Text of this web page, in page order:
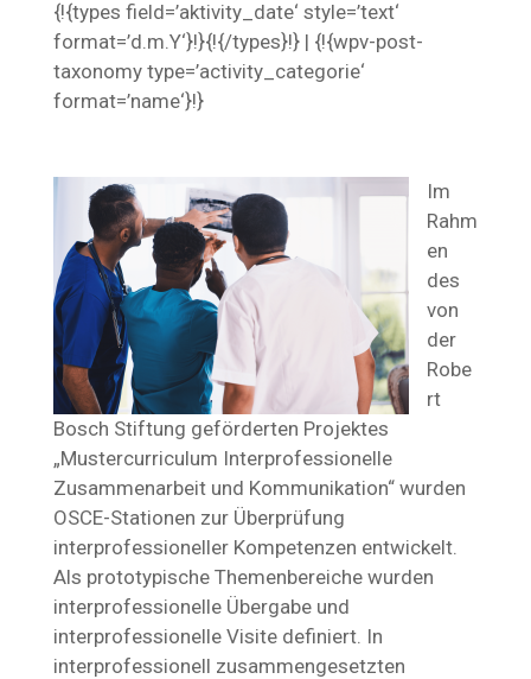
{!{types field=’aktivity_date‘ style=’text‘
format=’d.m.Y‘}!}{!{/types}!} | {!{wpv-post-
taxonomy type=’activity_categorie‘
format=’name‘}!}
Im
Rahm
en
des
von
der
Robe
rt
Bosch Stiftung geförderten Projektes
„Mustercurriculum Interprofessionelle
Zusammenarbeit und Kommunikation“ wurden
OSCE-Stationen zur Überprüfung
interprofessioneller Kompetenzen entwickelt.
Als prototypische Themenbereiche wurden
interprofessionelle Übergabe und
interprofessionelle Visite definiert. In
interprofessionell zusammengesetzten